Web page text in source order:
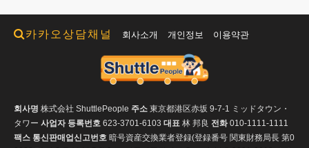
카카오상담채널 회사소개 개인정보 이용약관
회사명 株式会社 ShuttlePeople 주소 東京都港区赤坂 9-7-1 ミッドタウン・
タワー 사업자 등록번호 623-3701-6103 대표 林 邦良 전화010-1111-1111
팩스 통신판매업신고번호 暗号資産交換業者登録(登録番号 関東財務局長 第0